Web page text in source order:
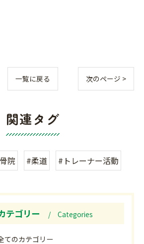
一覧に戻る 次のページ >
関連タグ
院 #柔道 #トレーナー活動
テゴリー Categories
てのカテゴリー